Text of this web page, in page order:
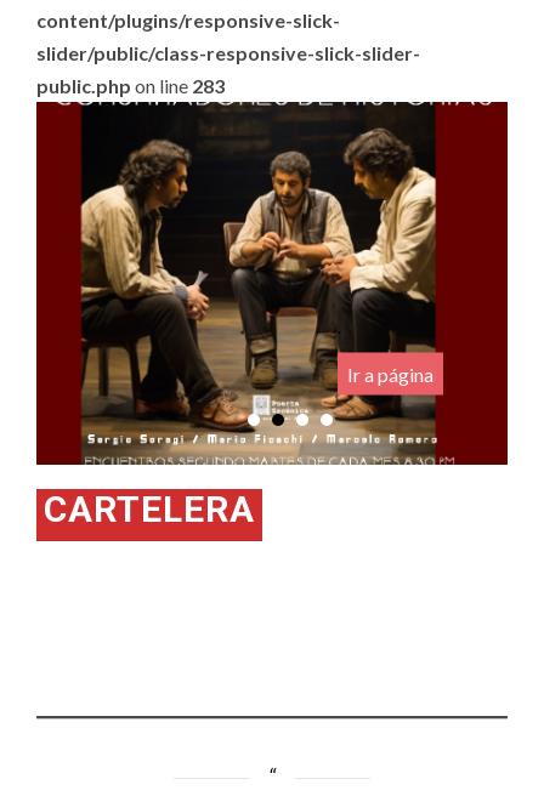
content/plugins/responsive-slick-
slider/public/class-responsive-slick-slider-
public.php on line 283
.
Ir a página
CARTELERA